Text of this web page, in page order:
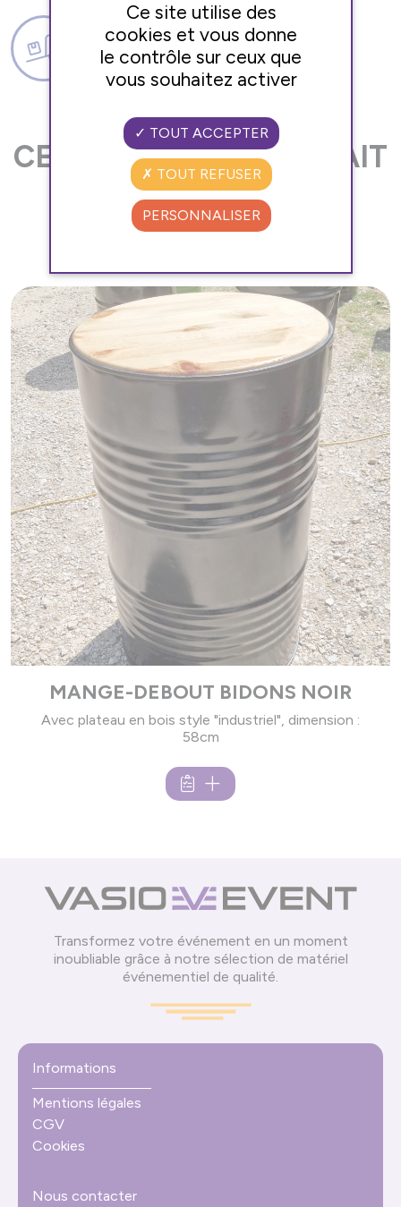
LOREM IPSUM
VITALIS DOLOR
CES PRODUITS POURRAIT
VOUS INTÉRESSER
MANGE-DEBOUT BIDONS NOIR
Avec plateau en bois style "industriel", dimension :
58cm
Transformez votre événement en un moment
inoubliable grâce à notre sélection de matériel
événementiel de qualité.
Informations
Mentions légales
CGV
Cookies
Nous contacter
Ce site utilise des
cookies et vous donne
le contrôle sur ceux que
vous souhaitez activer
TOUT ACCEPTER
TOUT REFUSER
PERSONNALISER